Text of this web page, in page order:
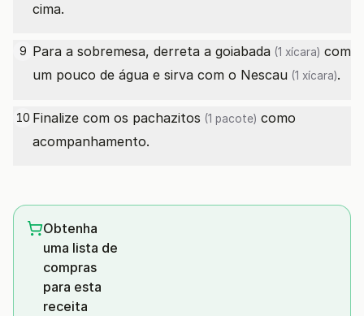
cima.
9 Para a sobremesa, derreta a goiabada (1 xícara) com
um pouco de água e sirva com o Nescau (1 xícara).
10 Finalize com os pachazitos (1 pacote) como
acompanhamento.
Obtenha
uma lista de
compras
para esta
receita